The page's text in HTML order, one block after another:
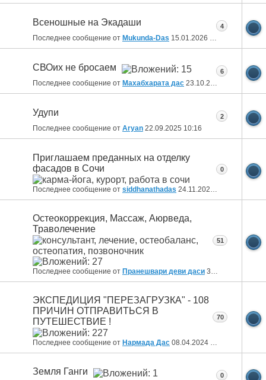
Всеношные на Экадаши
Последнее сообщение от Mukunda-Das 15.01.2026 01:13
4
СВОих не бросаем
Последнее сообщение от Махабхарата дас 23.10.2025
6
Удупи
Последнее сообщение от Aryan 22.09.2025 10:16
2
Приглашаем преданных на отделку
фасадов в Сочи
Последнее сообщение от siddhanathadas 24.11.2024
0
Остеокоррекция, Массаж, Аюрведа,
Траволечение
Последнее сообщение от Пранешвари деви даси 30.04.2024
51
ЭКСПЕДИЦИЯ "ПЕРЕЗАГРУЗКА" - 108
ПРИЧИН ОТПРАВИТЬСЯ В
ПУТЕШЕСТВИЕ !
Последнее сообщение от Нармада Дас 08.04.2024 14:31
70
Земля Ганги 0